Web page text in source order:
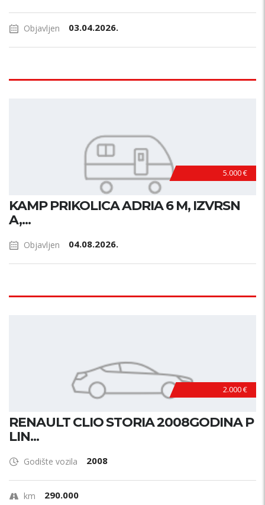
Objavljen 03.04.2026.
5.000 €
KAMP PRIKOLICA ADRIA 6 M, IZVRSN
A,...
Objavljen 04.08.2026.
2.000 €
RENAULT CLIO STORIA 2008GODINA P
LIN...
Godište vozila 2008
km 290.000